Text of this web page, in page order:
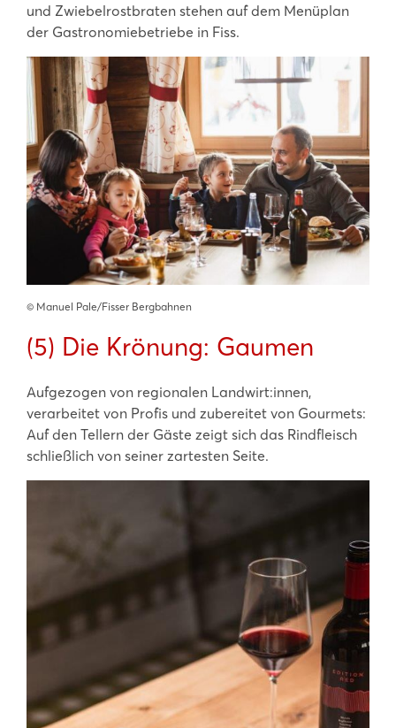
und Zwiebelrostbraten stehen auf dem Menüplan
der Gastronomiebetriebe in Fiss.
©️ Manuel Pale/Fisser Bergbahnen
(5) Die Krönung: Gaumen
Aufgezogen von regionalen Landwirt:innen,
verarbeitet von Profis und zubereitet von Gourmets:
Auf den Tellern der Gäste zeigt sich das Rindfleisch
schließlich von seiner zartesten Seite.